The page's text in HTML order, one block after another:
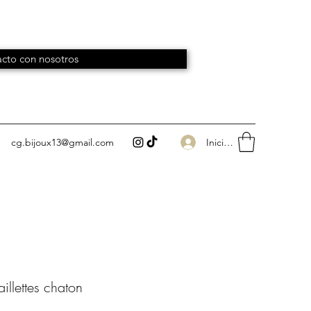
con nosotros
cg.bijoux13@gmail.com Iniciar sesión
chaton